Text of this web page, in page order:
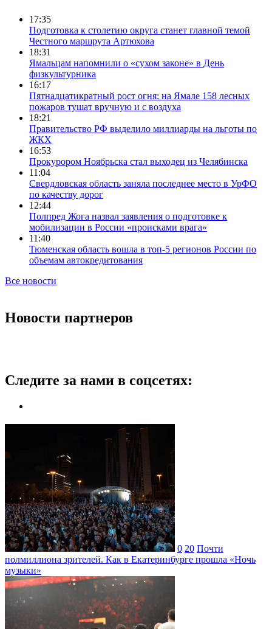
17:35
Подготовка к столетию округа станет главной темой
Честного маршрута Артюхова
18:31
Ямальцам напомнили о «сухом законе» в День
физкультурника
16:17
Пятнадцатикратный рост огня: на Ямале 158 лесных
пожаров тушат вручную и с воздуха
18:21
Правительство РФ выделило миллиарды на льготы по
ЖКХ
16:53
Прокурором Ноябрьска стал выходец из Челябинска
11:04
Свердловская область заняла последнее место в УрФО
по качеству дорог
12:44
Полпред Жога назвал заявления о подготовке к
мобилизации в России «происками врага»
11:40
Тюменская область вошла в топ-5 регионов России по
объемам автокредитования
Все новости
Новости партнеров
Следите за нами в соцсетях:
0 20 Почти
полмиллиона зрителей. Как в Екатеринбурге прошла «Ночь
музыки»